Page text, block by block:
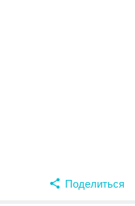
Поделиться